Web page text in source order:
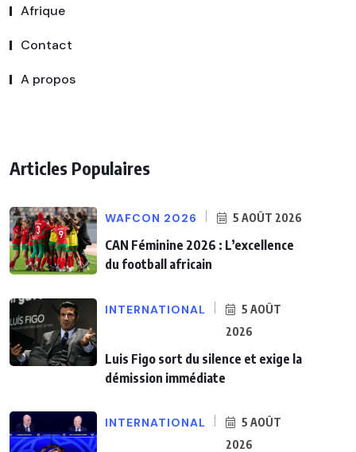
Afrique
Contact
A propos
Articles Populaires
WAFCON 2026 5 AOÛT 2026
CAN Féminine 2026 : L’excellence
du football africain
INTERNATIONAL
5 AOÛT
2026
Luis Figo sort du silence et exige la
démission immédiate
INTERNATIONAL
5 AOÛT
2026